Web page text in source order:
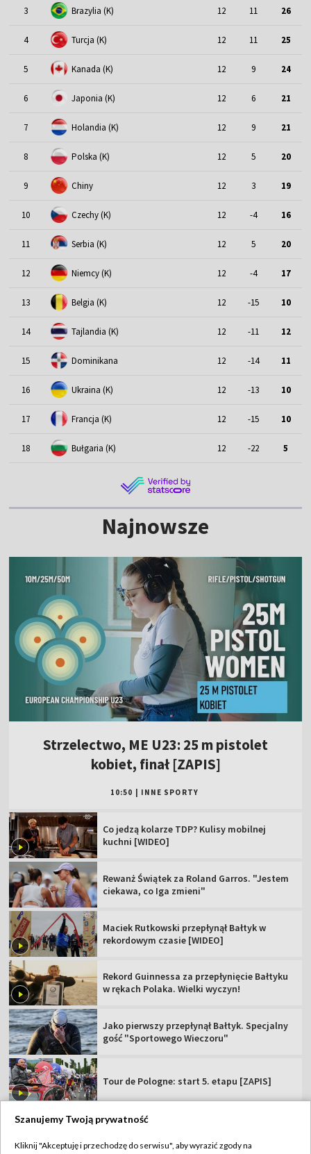
3 Brazylia (K) 12 11 26
4 Turcja (K) 12 11 25
5 Kanada (K) 12 9 24
6 Japonia (K) 12 6 21
7 Holandia (K) 12 9 21
8 Polska (K) 12 5 20
9 Chiny 12 3 19
10 Czechy (K) 12 -4 16
11 Serbia (K) 12 5 20
12 Niemcy (K) 12 -4 17
13 Belgia (K) 12 -15 10
14 Tajlandia (K) 12 -11 12
15 Dominikana 12 -14 11
16 Ukraina (K) 12 -13 10
17 Francja (K) 12 -15 10
18 Bułgaria (K) 12 -22 5
Najnowsze
Strzelectwo, ME U23: 25 m pistolet
kobiet, finał [ZAPIS]
10:50 INNE SPORTY
Co jedzą kolarze TDP? Kulisy mobilnej
kuchni [WIDEO]
Rewanż Świątek za Roland Garros. "Jestem
ciekawa, co Iga zmieni"
Maciek Rutkowski przepłynął Bałtyk w
rekordowym czasie [WIDEO]
Rekord Guinnessa za przepłynięcie Bałtyku
w rękach Polaka. Wielki wyczyn!
Jako pierwszy przepłynął Bałtyk. Specjalny
gość "Sportowego Wieczoru"
Tour de Pologne: start 5. etapu [ZAPIS]
Szanujemy Twoją prywatność
Kliknij "Akceptuję i przechodzę do serwisu", aby wyrazić zgody na